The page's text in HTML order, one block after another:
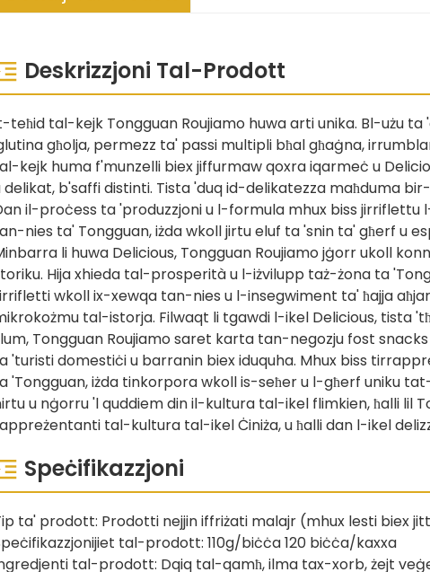
Deskrizzjoni Tal-Prodott
teħid tal-kejk Tongguan Roujiamo huwa arti unika. Bl-użu
għolja, permezz ta' passi multipli bħal għaġna,
kejk huma f'munzelli biex jiffurmaw qoxra iqarmeċ u
delikat, b'saffi distinti. Tista 'duq id-delikatezza maħduma
il-proċess ta 'produzzjoni u l-formula mhux biss
nies ta' Tongguan, iżda wkoll jirtu eluf ta 'snin ta' għerf u
li huwa Delicious, Tongguan Roujiamo jġorr ukoll
Hija xhieda tal-prosperità u l-iżvilupp taż-żona ta
wkoll ix-xewqa tan-nies u l-insegwiment ta' ħajja
tal-istorja. Filwaqt li tgawdi l-ikel Delicious, tista
Tongguan Roujiamo saret karta tan-negozju fost
'turisti domestiċi u barranin biex iduquha. Mhux biss
'Tongguan, iżda tinkorpora wkoll is-seħer u l-għerf uniku
u nġorru 'l quddiem din il-kultura tal-ikel flimkien, ħalli lil
tal-kultura tal-ikel Ċiniża, u ħalli dan l-ikel
Speċifikazzjoni
ta' prodott: Prodotti nejjin iffriżati malajr (mhux lesti biex
tal-prodott: 110g/biċċa 120 biċċa/kaxxa
tal-prodott: Dqiq tal-qamħ, ilma tax-xorb, żejt